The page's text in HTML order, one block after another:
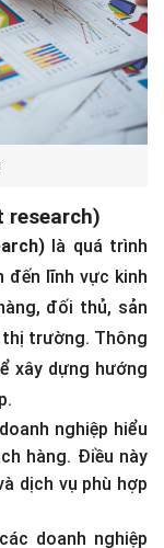
research)
là quá trình
đến lĩnh vực kinh
đối thủ, sản
thị trường. Thông
xây dựng hướng
nghiệp hiểu
hàng. Điều này
dịch vụ phù hợp
doanh nghiệp